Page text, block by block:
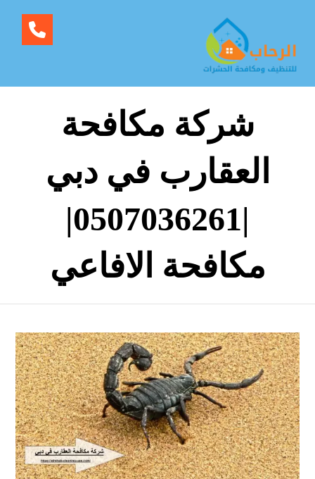
شركة مكافحة
العقارب في دبي
|0507036261|
مكافحة الافاعي